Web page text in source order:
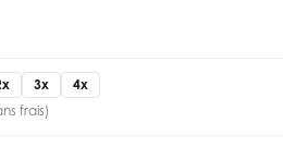
3x
4x
frais)